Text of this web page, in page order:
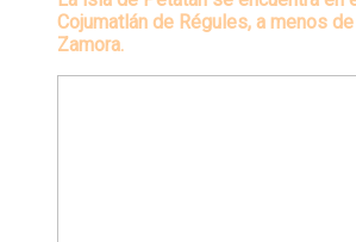
Cojumatlán de Régules, a menos
Zamora.